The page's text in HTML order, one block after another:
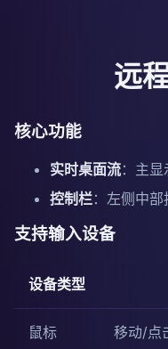
远
核心功能
实时桌面流：主显
控制栏：左侧中部
支持输入设备
设备类型
鼠标 移动/点